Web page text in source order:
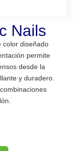
Nails
color diseñado
permite
desde la
y duradero.